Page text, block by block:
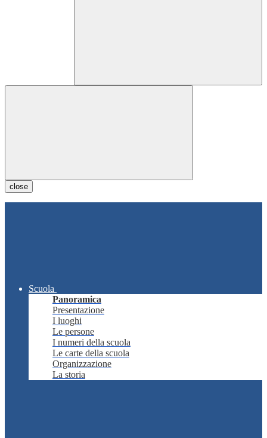
close
Scuola
Panoramica
Presentazione
I luoghi
Le persone
I numeri della scuola
Le carte della scuola
Organizzazione
La storia